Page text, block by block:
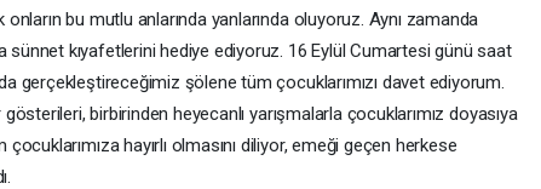
bu mutlu anlarında yanlarında oluyoruz. Aynı zamanda
kıyafetlerini hediye ediyoruz. 16 Eylül Cumartesi günü saat
gerçekleştireceğimiz şölene tüm çocuklarımızı davet ediyorum.
birbirinden heyecanlı yarışmalarla çocuklarımız doyasıya
hayırlı olmasını diliyor, emeği geçen herkese